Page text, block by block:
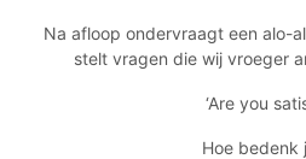
Na afloop ondervraagt een alo-
stelt vragen die wij vroeger
‘Are you
Hoe bedenk